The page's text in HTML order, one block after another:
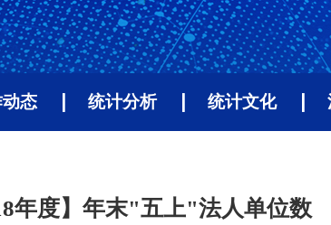
态 统计分析 统计文化
年度】年末"五上"法人单位数